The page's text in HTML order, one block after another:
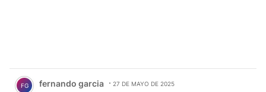
Comentario de fernando garcia.
FG fernando garcia 27 DE MAYO DE 2025